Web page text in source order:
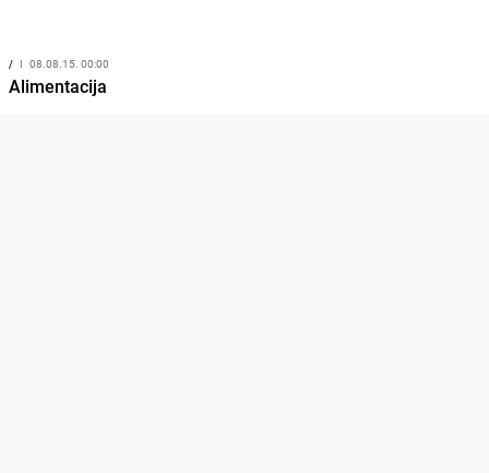
/ I 08.08.15. 00:00
Alimentacija